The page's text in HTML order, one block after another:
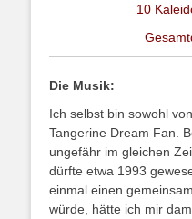
10
Die Musik:
Ich selbst bin sowohl
Tangerine Dream Fan.
ungefähr im gleichen
dürfte etwa 1993
einmal einen
würde, hätte ich mir